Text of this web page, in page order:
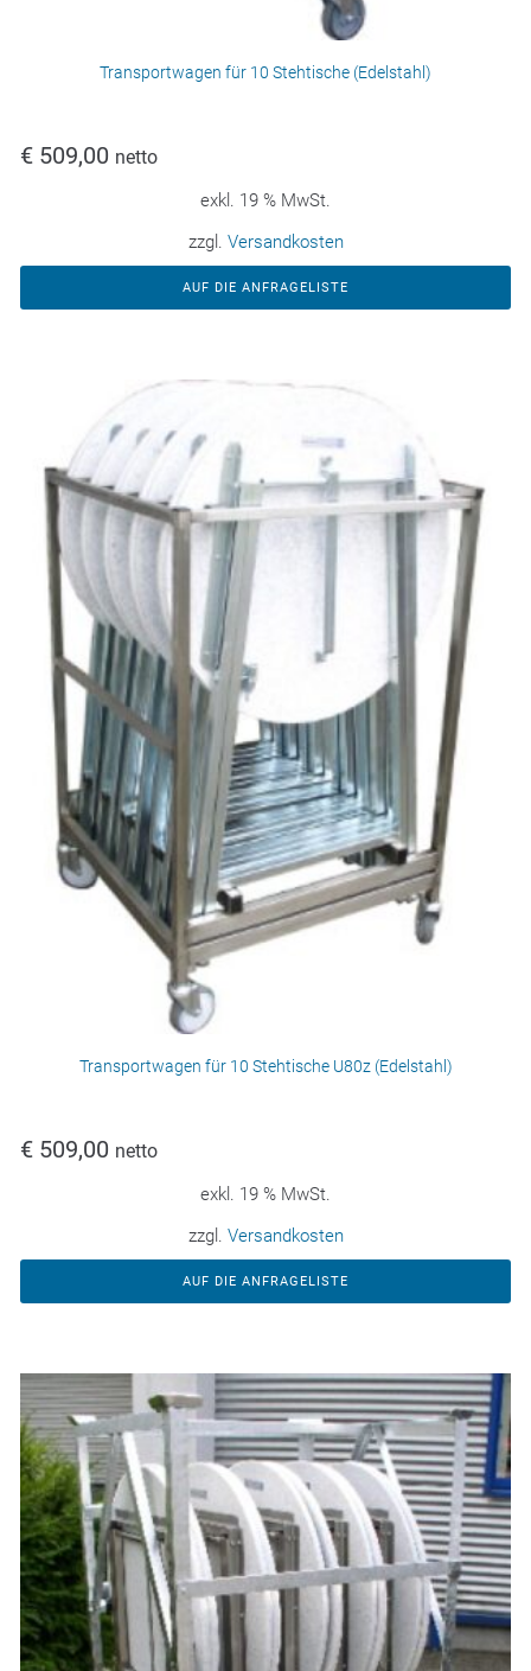
Transportwagen für 10 Stehtische (Edelstahl)
€ 509,00 netto
exkl. 19 % MwSt.
zzgl. Versandkosten
AUF DIE ANFRAGELISTE
Transportwagen für 10 Stehtische U80z (Edelstahl)
€ 509,00 netto
exkl. 19 % MwSt.
zzgl. Versandkosten
AUF DIE ANFRAGELISTE